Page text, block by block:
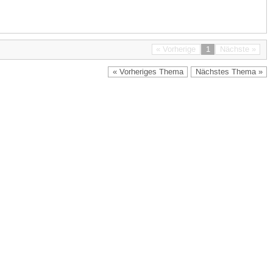
« Vorherige 1 Nächste »
« Vorheriges Thema Nächstes Thema »